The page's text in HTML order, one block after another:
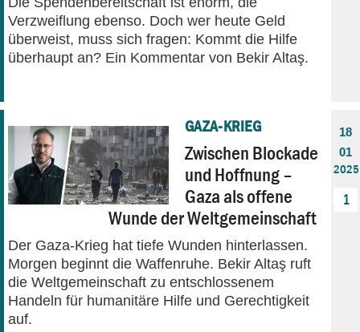
Verzweiflung ebenso. Doch wer heute Geld
überweist, muss sich fragen: Kommt die Hilfe
überhaupt an? Ein Kommentar von Bekir Altaş.
GAZA-KRIEG
Zwischen Blockade
und Hoffnung –
Gaza als offene
Wunde der Weltgemeinschaft
Der Gaza-Krieg hat tiefe Wunden hinterlassen.
Morgen beginnt die Waffenruhe. Bekir Altaş ruft
die Weltgemeinschaft zu entschlossenem
Handeln für humanitäre Hilfe und Gerechtigkeit
auf.
18
01
2025
1